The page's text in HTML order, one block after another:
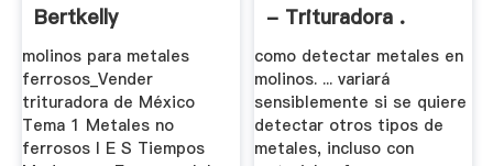
Bertkelly
molinos para metales
ferrosos_Vender
trituradora de México
Tema 1 Metales no
ferrosos I E S Tiempos
- Trituradora .
como detectar metales en
molinos. ... variará
sensiblemente si se quiere
detectar otros tipos de
metales, incluso con